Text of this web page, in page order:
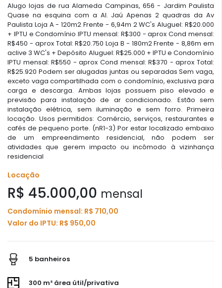
Alugo lojas de rua Alameda Campinas, 656 - Jardim Paulista
Quase na esquina com a Al. Jaú Apenas 2 quadras da Av
Paulista Loja A - 120m2 Frente - 6,94m 2 WC's Aluguel: R$20.000
+ IPTU e Condomínio IPTU mensal: R$300 - aprox Cond mensal:
R$450 - aprox Total: R$20.750 Loja B - 180m2 Frente - 8,86m em
aclive 3 WC's + Depósito Aluguel: R$25.000 + IPTU e Condomínio
IPTU mensal: R$550 - aprox Cond mensal: R$370 - aprox Total:
R$25.920 Podem ser alugadas juntas ou separadas Sem vaga,
exceto vaga compartilhada com o condomínio, exclusiva para
carga e descarga. Ambas lojas possuem piso elevado e
previsão para instalação de ar condicionado. Estão sem
instalação elétrica, sem iluminação e sem forro. Primeira
locação. Usos permitidos: Comércio, serviços, restaurantes e
cafés de pequeno porte. (nR1-3) Por estar localizado embaixo
de um empreendimento residencial, não podem ser
atividades que gerem impacto ou incômodo à vizinhança
residencial
Locação
R$ 45.000,00 mensal
Condomínio mensal: R$ 710,00
Valor do IPTU: R$ 950,00
5 banheiros
300 m² área útil/privativa